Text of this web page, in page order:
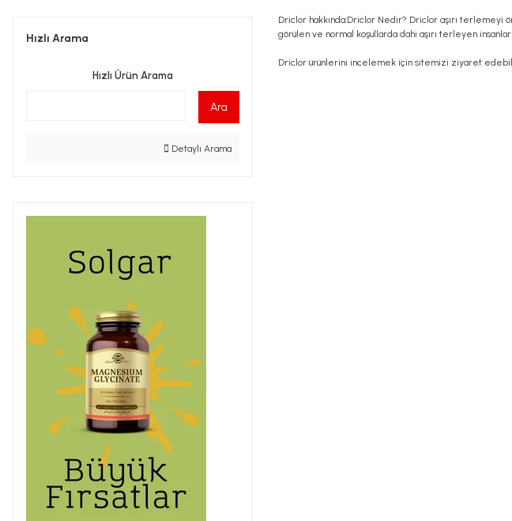
Hızlı Arama
Hızlı Ürün Arama
Ara
Detaylı Arama
Driclor hakkında:Driclor Nedir? Driclor aşırı
görülen ve normal koşullarda dahi aşırı terleyen
Driclor ürünlerini incelemek için sitemizi ziyaret